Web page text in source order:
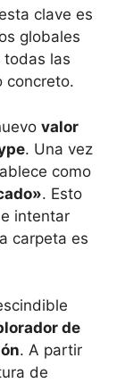
clave es
globales
las
concreto.
valor
. Una vez
como
. Esto
intentar
carpeta es
de
. A partir
de